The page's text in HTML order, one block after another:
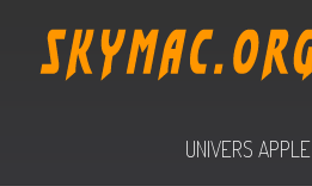
UNIVERS APPLE